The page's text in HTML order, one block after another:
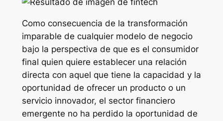
Como consecuencia de la transformación
imparable de cualquier modelo de negocio
bajo la perspectiva de que es el consumidor
final quien quiere establecer una relación
directa con aquel que tiene la capacidad y la
oportunidad de ofrecer un producto o un
servicio innovador, el sector financiero
emergente no ha perdido la oportunidad de